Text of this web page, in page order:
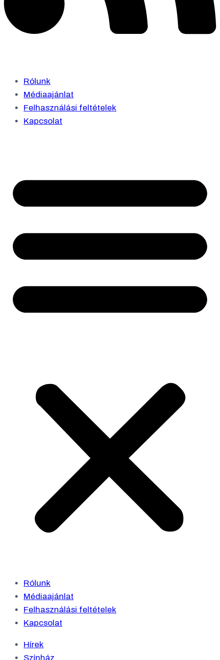
Rólunk
Médiaajánlat
Felhasználási feltételek
Kapcsolat
Rólunk
Médiaajánlat
Felhasználási feltételek
Kapcsolat
Hírek
Színház